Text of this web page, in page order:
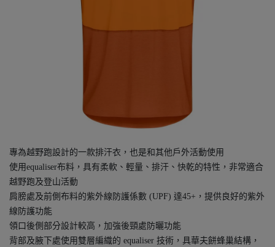
專為越野跑設計的一款排汗衣，也是和其他戶外活動使用
使用equaliser布料，具有柔軟、輕量、排汗、快乾的特性，非常適合
越野跑及登山活動
肩膀處及前側布料的紫外線防護係數 (UPF) 達45+，提供良好的紫外
線防護功能
領口後側部分設計較高，加強後頸處防曬功能
背部及腋下處使用雙層編織的 equaliser 技術，具華夫餅蜂巢結構，